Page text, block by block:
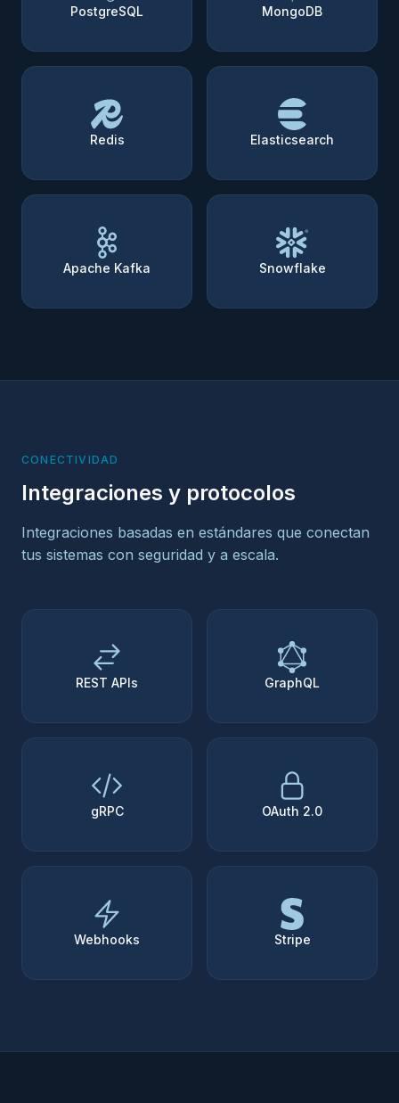
PostgreSQL MongoDB
Redis Elasticsearch
Apache Kafka Snowflake
CONECTIVIDAD
Integraciones y protocolos
Integraciones basadas en estándares que conectan
tus sistemas con seguridad y a escala.
REST APIs GraphQL
gRPC OAuth 2.0
Webhooks Stripe